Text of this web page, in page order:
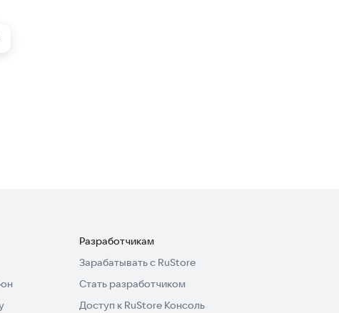
Разработчикам
Зарабатывать с RuStore
Стать разработчиком
Доступ к RuStore Консоль